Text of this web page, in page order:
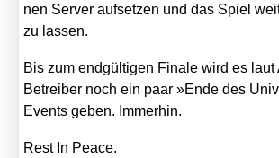
nen Ser­ver auf­set­zen und das Spiel
zu las­sen.
Bis zum end­gül­ti­gen Fina­le wird es laut
Betrei­ber noch ein paar »Ende des
Events geben. Immer­hin.
Rest In Peace.